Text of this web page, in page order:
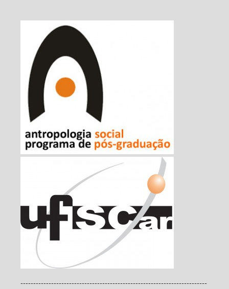
-------------------------------------------------------------------------